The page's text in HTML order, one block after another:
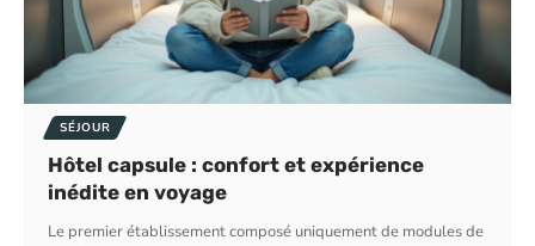
SÉJOUR
Hôtel capsule : confort et expérience
inédite en voyage
Le premier établissement composé uniquement de modules de